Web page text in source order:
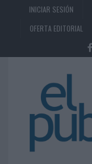
INICIAR SESIÓN
OFERTA EDITORIAL